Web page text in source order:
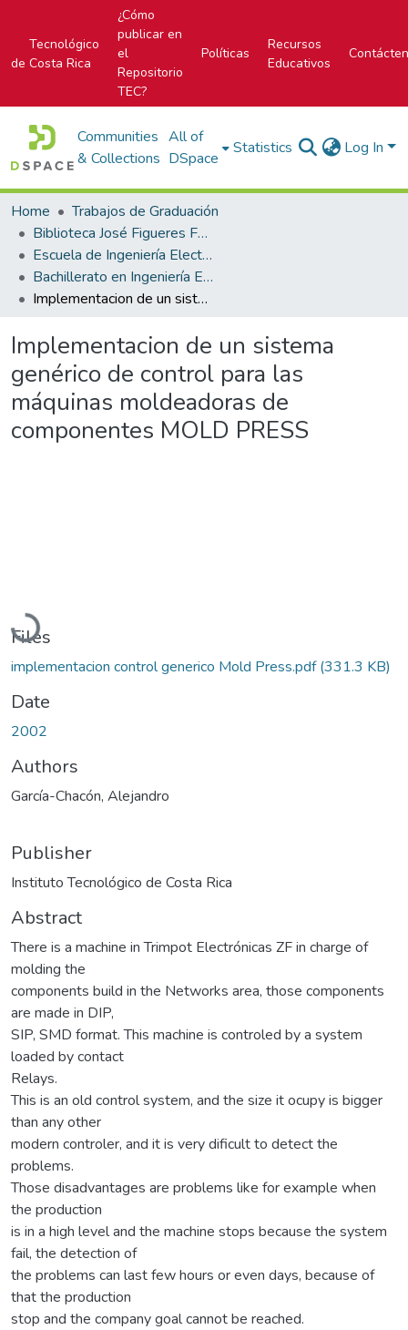
Tecnológico
de Costa Rica
¿Cómo
publicar en
el
Repositorio
TEC?
Políticas
Recursos
Educativos
Communities
& Collections
All of
DSpace
Statistics Log In
Home
Trabajos de Graduación
Biblioteca José Figueres Ferrer
Escuela de Ingeniería Electrónica
Bachillerato en Ingeniería Electrónica
Implementacion de un sistema genérico de control para las máquinas moldeadoras de componentes MOLD PRESS
Implementacion de un sistema
genérico de control para las
máquinas moldeadoras de
componentes MOLD PRESS
Loading...
Files
implementacion control generico Mold Press.pdf(331.3 KB)
Date
2002
Authors
García-Chacón, Alejandro
Publisher
Instituto Tecnológico de Costa Rica
Abstract
There is a machine in Trimpot Electrónicas ZF in charge of
molding the
components build in the Networks area, those components
are made in DIP,
SIP, SMD format. This machine is controled by a system
loaded by contact
Relays.
This is an old control system, and the size it ocupy is bigger
than any other
modern controler, and it is very dificult to detect the
problems.
Those disadvantages are problems like for example when
the production
is in a high level and the machine stops because the system
fail, the detection of
the problems can last few hours or even days, because of
that the production
stop and the company goal cannot be reached.